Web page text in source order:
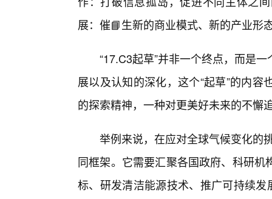
展：催📘生新的商业模式、新的产业形
“17.C3起草”并非一个终点，而是
展以及认知的深化，这个“起草”的内
的探索精神，一种对更美好未来的不懈
举例来说，在应对全球气候变化的
同框架。它需要汇聚各国政府、科研
标、研发清洁能源技术、推广可持续